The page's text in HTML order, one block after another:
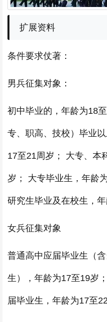
扩展资料
条件要求仗著：
男兵征集对象：
初中毕业的，年龄为18
专、职高、技校）毕业
17至21周岁； 大专、本
岁； 大专毕业生，年龄
研究生毕业及在校生，年
女兵征集对象
普通高中应届毕业生（
生），年龄为17至19岁
届毕业生，年龄为17至22